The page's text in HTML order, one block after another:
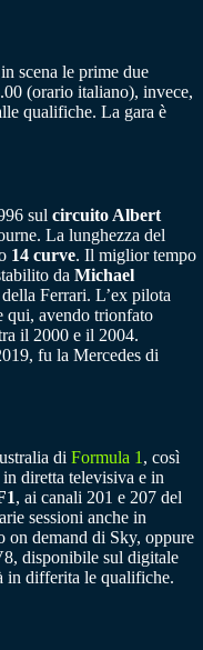
scena le prime due
(orario italiano), invece,
qualifiche. La gara è
sul circuito Albert
La lunghezza del
14 curve. Il miglior tempo
da Michael
Ferrari. L’ex pilota
qui, avendo trionfato
il 2000 e il 2004.
fu la Mercedes di
di Formula 1, così
diretta televisiva e in
, ai canali 201 e 207 del
sessioni anche in
on demand di Sky, oppure
disponibile sul digitale
in differita le qualifiche.